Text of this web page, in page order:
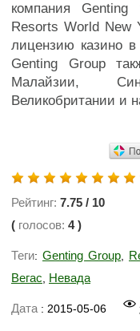
компания Genting
Resorts World New
лицензию казино
Genting Group
Малайзии,
Великобритании и
Рейтинг: 7.75 / 10
( голосов: 4 )
Теги: Genting Group
Вегас Невада
Дата : 2015-05-06